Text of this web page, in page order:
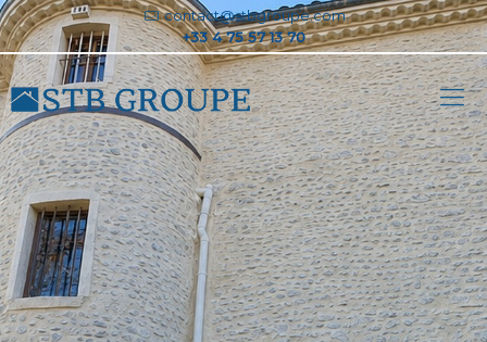
contact@stbgroupe.com